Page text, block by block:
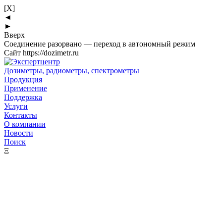
[X]
◄
►
Вверх
Соединение разорвано — переход в автономный режим
Сайт https://dozimetr.ru
Дозиметры, радиометры, спектрометры
Продукция
Применение
Поддержка
Услуги
Контакты
О компании
Новости
Поиск
Ξ